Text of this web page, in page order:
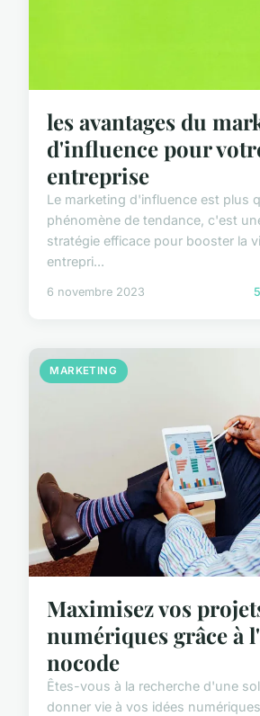
les avantages du
d'influence pour
entreprise
Le marketing d'influence est plus
phénomène de tendance, c'est
stratégie efficace pour booster la
entrepri...
6 novembre 2023
MARKETING
Maximisez vos
numériques grâce à
nocode
Êtes-vous à la recherche d'une
donner vie à vos idées